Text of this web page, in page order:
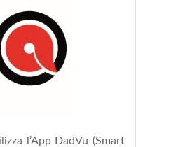
l’App DadVu (Smart